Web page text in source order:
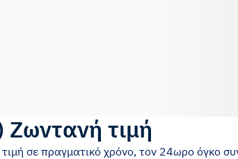
Ζωντανή τιμή
σε πραγματικό χρόνο, τον 24ωρο όγκο